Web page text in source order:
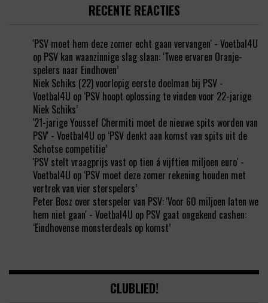
RECENTE REACTIES
'PSV moet hem deze zomer echt gaan vervangen' - Voetbal4U
op PSV kan waanzinnige slag slaan: ‘Twee ervaren Oranje-
spelers naar Eindhoven’
Niek Schiks (22) voorlopig eerste doelman bij PSV -
Voetbal4U op ‘PSV hoopt oplossing te vinden voor 22-jarige
Niek Schiks’
'21-jarige Youssef Chermiti moet de nieuwe spits worden van
PSV' - Voetbal4U op ‘PSV denkt aan komst van spits uit de
Schotse competitie’
'PSV stelt vraagprijs vast op tien á vijftien miljoen euro' -
Voetbal4U op ‘PSV moet deze zomer rekening houden met
vertrek van vier sterspelers’
Peter Bosz over sterspeler van PSV: 'Voor 60 miljoen laten we
hem niet gaan' - Voetbal4U op PSV gaat ongekend cashen:
‘Eindhovense monsterdeals op komst’
CLUBLIED!